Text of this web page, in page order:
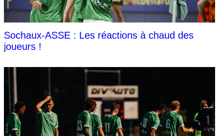
Sochaux-ASSE : Les réactions à chaud des
joueurs !